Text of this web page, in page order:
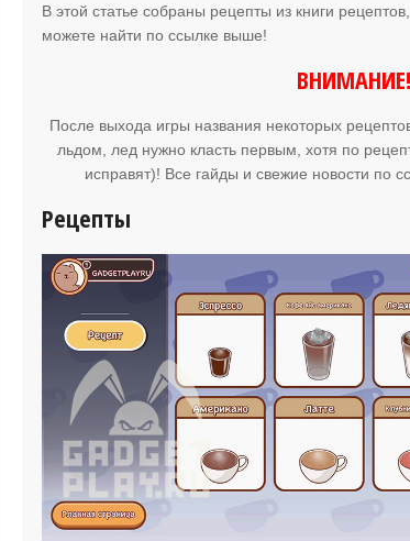
В этой статье собраны рецепты из книги
можете найти по ссылке выше!
ВНИМАНИЕ!
После выхода игры названия некоторых
льдом, лед нужно класть первым, хотя по
исправят)! Все гайды и свежие новости по
Рецепты